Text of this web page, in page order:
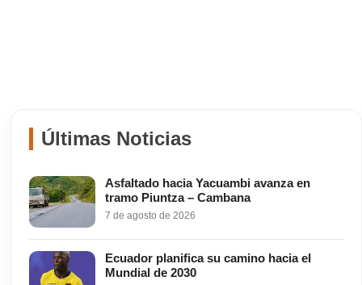
Últimas Noticias
Asfaltado hacia Yacuambi avanza en
tramo Piuntza – Cambana
7 de agosto de 2026
Ecuador planifica su camino hacia el
Mundial de 2030